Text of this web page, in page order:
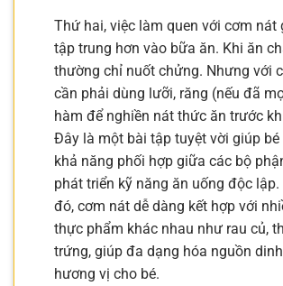
Thứ hai, việc làm quen với cơm nát
tập trung hơn vào bữa ăn. Khi ăn
thường chỉ nuốt chửng. Nhưng với
cần phải dùng lưỡi, răng (nếu đã
hàm để nghiền nát thức ăn trước
Đây là một bài tập tuyệt vời giúp bé
khả năng phối hợp giữa các bộ
phát triển kỹ năng ăn uống độc lập.
đó, cơm nát dễ dàng kết hợp với
thực phẩm khác nhau như rau củ,
trứng, giúp đa dạng hóa nguồn
hương vị cho bé.